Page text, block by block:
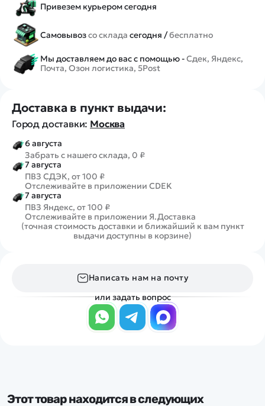
Привезем курьером сегодня
Самовывозсо склада сегодня /бесплатно
Мы доставляем до вас с помощью -Сдек, Яндекс,
Почта, Озон логистика, 5Post
Доставка в пункт выдачи:
Город доставки: Москва
6 августа
Забрать с нашего склада, 0 ₽
7 августа
ПВЗ СДЭК, от 100 ₽
Отслеживайте в приложении CDEK
7 августа
ПВЗ Яндекс, от 100 ₽
Отслеживайте в приложении Я.Доставка
(точная стоимость доставки и ближайший к вам пункт
выдачи доступны в корзине)
Написать нам на почту
или задать вопрос
Этот товар находится в следующих